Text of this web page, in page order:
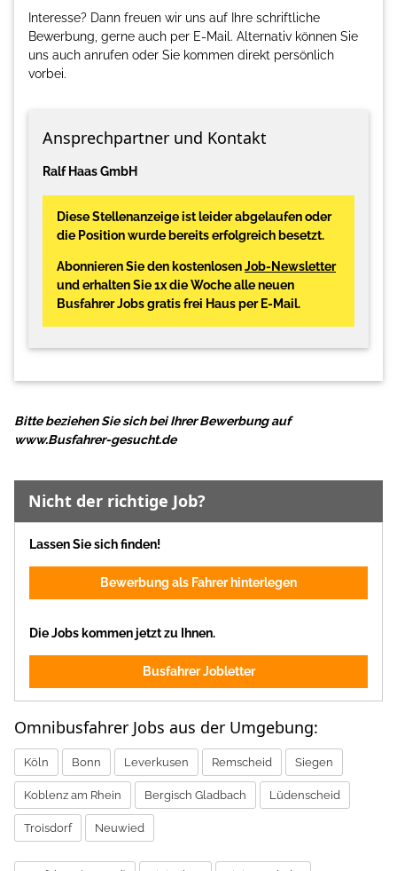
Interesse? Dann freuen wir uns auf Ihre schriftliche
Bewerbung, gerne auch per E-Mail. Alternativ können Sie
uns auch anrufen oder Sie kommen direkt persönlich
vorbei.
Ansprechpartner und Kontakt
Ralf Haas GmbH
Diese Stellenanzeige ist leider abgelaufen oder
die Position wurde bereits erfolgreich besetzt.
Abonnieren Sie den kostenlosenJob-Newsletter
und erhalten Sie 1x die Woche alle neuen
Busfahrer Jobs gratis frei Haus per E-Mail.
Bitte beziehen Sie sich bei Ihrer Bewerbung auf
www.Busfahrer-gesucht.de
Nicht der richtige Job?
Lassen Sie sich finden!
Bewerbung als Fahrer hinterlegen
Die Jobs kommen jetzt zu Ihnen.
Busfahrer Jobletter
Omnibusfahrer Jobs aus der Umgebung:
Köln Bonn Leverkusen Remscheid Siegen
Koblenz am Rhein Bergisch Gladbach Lüdenscheid
Troisdorf Neuwied